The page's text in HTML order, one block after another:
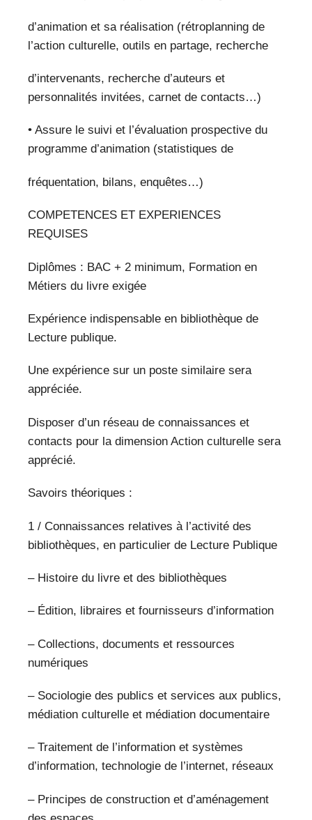
d’animation et sa réalisation (rétroplanning de
l’action culturelle, outils en partage, recherche
d’intervenants, recherche d’auteurs et
personnalités invitées, carnet de contacts…)
• Assure le suivi et l’évaluation prospective du
programme d’animation (statistiques de
fréquentation, bilans, enquêtes…)
COMPETENCES ET EXPERIENCES
REQUISES
Diplômes : BAC + 2 minimum, Formation en
Métiers du livre exigée
Expérience indispensable en bibliothèque de
Lecture publique.
Une expérience sur un poste similaire sera
appréciée.
Disposer d’un réseau de connaissances et
contacts pour la dimension Action culturelle sera
apprécié.
Savoirs théoriques :
1 / Connaissances relatives à l’activité des
bibliothèques, en particulier de Lecture Publique
– Histoire du livre et des bibliothèques
– Édition, libraires et fournisseurs d’information
– Collections, documents et ressources
numériques
– Sociologie des publics et services aux publics,
médiation culturelle et médiation documentaire
– Traitement de l’information et systèmes
d’information, technologie de l’internet, réseaux
– Principes de construction et d’aménagement